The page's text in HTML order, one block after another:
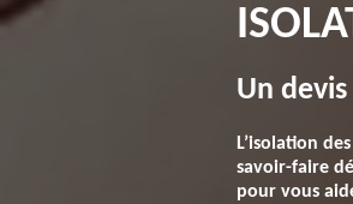
Un
L’isolation
savoir-faire
pour vous